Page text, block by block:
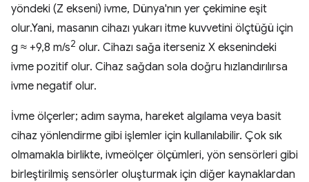
yöndeki (Z ekseni) ivme, Dünya'nın yer çekimine eşit
olur.Yani, masanın cihazı yukarı itme kuvvetini ölçtüğü için
g ≈ +9,8 m/s2 olur. Cihazı sağa iterseniz X eksenindeki
ivme pozitif olur. Cihaz sağdan sola doğru hızlandırılırsa
ivme negatif olur.
İvme ölçerler; adım sayma, hareket algılama veya basit
cihaz yönlendirme gibi işlemler için kullanılabilir. Çok sık
olmamakla birlikte, ivmeölçer ölçümleri, yön sensörleri gibi
birleştirilmiş sensörler oluşturmak için diğer kaynaklardan